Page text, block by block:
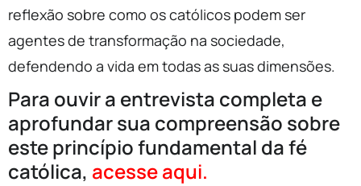
reflexão sobre como os católicos podem ser
agentes de transformação na sociedade,
defendendo a vida em todas as suas dimensões.
Para ouvir a entrevista completa e
aprofundar sua compreensão sobre
este princípio fundamental da fé
católica, acesse aqui.